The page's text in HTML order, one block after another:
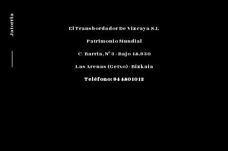
Jatorria
Erregearen Bisita
El Transbordador De Vizcaya S.L
Patrimonio Mundial
C/ Barria, Nº 3 - Bajo 48.930
Las Arenas (Getxo) - Bizkaia
Teléfono: 94 480 10 12